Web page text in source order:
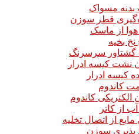
بدنه مسواک
قطر سوزن
از ماسک
بخیه
گشتاور سرسرنگ
نشت کیسه ادرار
کیسه ادرار
کاندوم
الکتریکی کاندوم
از کاتر
از اتصال تخلیه
پذیری سوزن